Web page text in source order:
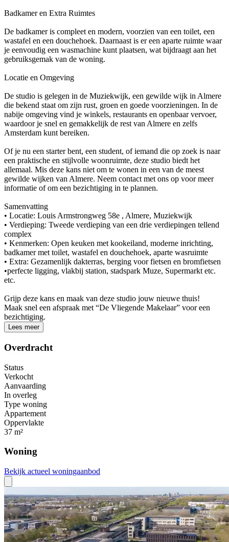
Badkamer en Extra Ruimtes
De badkamer is compleet en modern, voorzien van een toilet, een
wastafel en een douchehoek. Daarnaast is er een aparte ruimte waar
je eenvoudig een wasmachine kunt plaatsen, wat bijdraagt aan het
gebruiksgemak van de woning.
Locatie en Omgeving
De studio is gelegen in de Muziekwijk, een gewilde wijk in Almere
die bekend staat om zijn rust, groen en goede voorzieningen. In de
nabije omgeving vind je winkels, restaurants en openbaar vervoer,
waardoor je snel en gemakkelijk de rest van Almere en zelfs
Amsterdam kunt bereiken.
Of je nu een starter bent, een student, of iemand die op zoek is naar
een praktische en stijlvolle woonruimte, deze studio biedt het
allemaal. Mis deze kans niet om te wonen in een van de meest
gewilde wijken van Almere. Neem contact met ons op voor meer
informatie of om een bezichtiging in te plannen.
Samenvatting
• Locatie: Louis Armstrongweg 58e , Almere, Muziekwijk
• Verdieping: Tweede verdieping van een drie verdiepingen tellend
complex
• Kenmerken: Open keuken met kookeiland, moderne inrichting,
badkamer met toilet, wastafel en douchehoek, aparte wasruimte
• Extra: Gezamenlijk dakterras, berging voor fietsen en bromfietsen
•perfecte ligging, vlakbij station, stadspark Muze, Supermarkt etc.
etc.
Grijp deze kans en maak van deze studio jouw nieuwe thuis!
Maak snel een afspraak met “De Vliegende Makelaar” voor een
bezichtiging.
Lees meer
Overdracht
Status
Verkocht
Aanvaarding
In overleg
Type woning
Appartement
Oppervlakte
37 m²
Woning
Bekijk actueel woningaanbod